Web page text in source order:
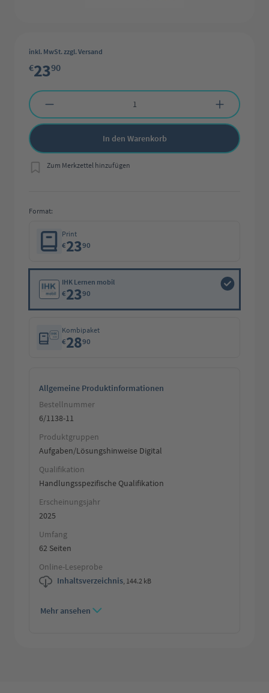
inkl. MwSt. zzgl. Versand
€2390
Produkt Anzahl: Gib den gewünschten Wert ein oder benutze die
In den Warenkorb
Zum Merkzettel hinzufügen
Format:
Print
€2390
IHK Lernen mobil
€2390
Kombipaket
€2890
Allgemeine Produktinformationen
Bestellnummer
6/1138-11
Produktgruppen
Aufgaben/Lösungshinweise Digital
Qualifikation
Handlungsspezifische Qualifikation
Erscheinungsjahr
2025
Umfang
62 Seiten
Online-Leseprobe
Inhaltsverzeichnis, 144.2 kB
Mehr ansehen